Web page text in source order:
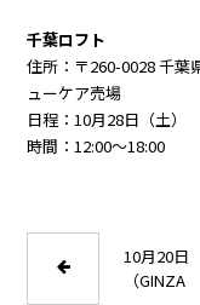
千葉ロフト
住所：〒260-0028 千葉
ューケア売場
日程：10月28日（土）
時間：12:00～18:00
10月20日
（GINZA